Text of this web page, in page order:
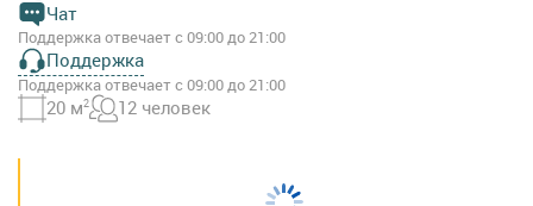
Чат
Поддержка отвечает с 09:00 до 21:00
Поддержка
Поддержка отвечает с 09:00 до 21:00
20 м2 12 человек